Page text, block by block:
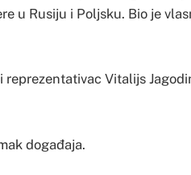
u Rusiju i Poljsku. Bio je
Vitalijs
događaja.